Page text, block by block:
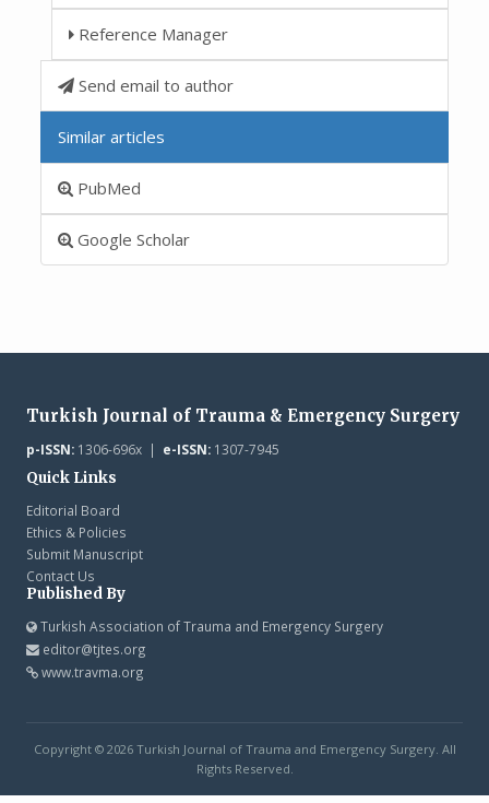
Reference Manager
Send email to author
Similar articles
PubMed
Google Scholar
Turkish Journal of Trauma & Emergency Surgery
p-ISSN:1306-696x | e-ISSN:1307-7945
Quick Links
Editorial Board
Ethics & Policies
Submit Manuscript
Contact Us
Published By
Turkish Association of Trauma and Emergency Surgery
editor@tjtes.org
www.travma.org
Copyright © 2026 Turkish Journal of Trauma and Emergency Surgery. All
Rights Reserved.